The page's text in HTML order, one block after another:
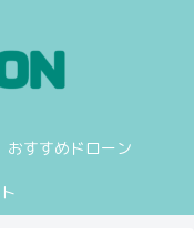
おすすめドローン